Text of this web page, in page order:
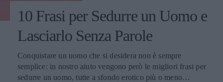
10 Frasi per Sedurre un Uomo e
Lasciarlo Senza Parole
Conquistare un uomo che si desidera non è sempre
semplice: in nostro aiuto vengono però le migliori frasi per
sedurre un uomo, tutte a sfondo erotico più o meno